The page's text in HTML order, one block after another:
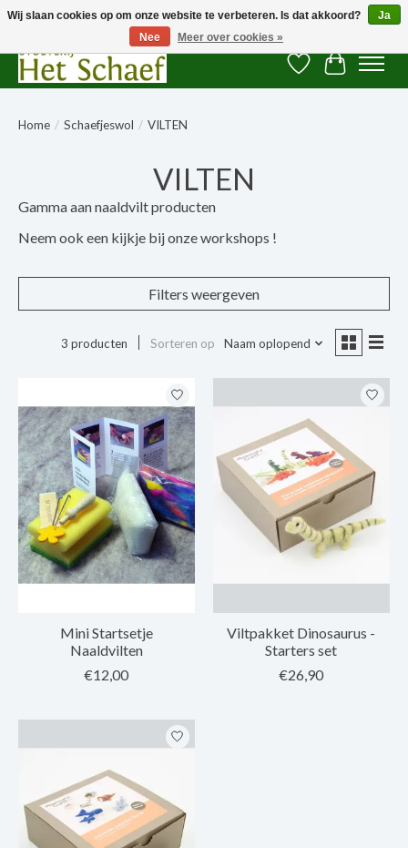
Verlanglijst
Home / Schaefjeswol / VILTEN
VILTEN
Gamma aan naaldvilt producten
Neem ook een kijkje bij onze workshops !
Filters weergeven
3 producten Sorteren op Naam oplopend
Mini Startsetje
Naaldvilten
€12,00
Viltpakket Dinosaurus -
Starters set
€26,90
Wij slaan cookies op om onze website te verbeteren. Is dat akkoord?
Ja
Nee
Meer over cookies »